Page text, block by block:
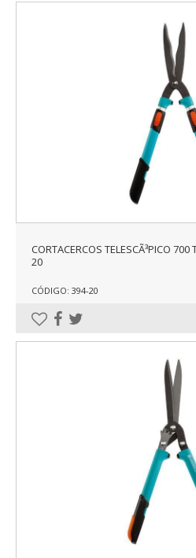
CORTACERCOS TELESCÃ³PICO
20
CÓDIGO: 394-20